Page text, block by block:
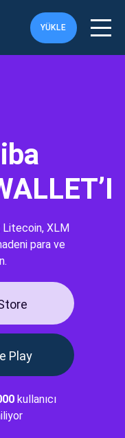
YÜKLE
Litecoin, XLM
para ve
Play
kullanıcı